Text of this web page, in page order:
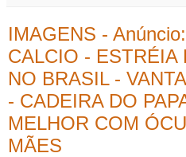
IMAGENS -
CALCIO - ESTRÉIA
NO BRASIL -
- CADEIRA DO
MELHOR COM
MÃES